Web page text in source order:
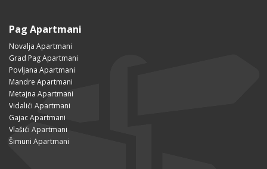
Pag Apartmani
Novalja Apartmani
Grad Pag Apartmani
Povljana Apartmani
Mandre Apartmani
Metajna Apartmani
Vidalići Apartmani
Gajac Apartmani
Vlašići Apartmani
Šimuni Apartmani